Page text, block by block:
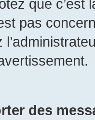
que c’est
pas
des